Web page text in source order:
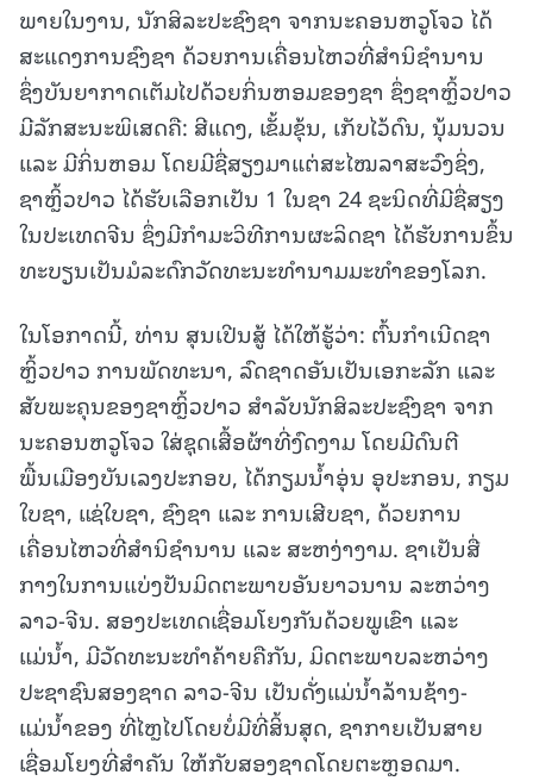
ພາຍໃນງານ, ນັກສິລະປະຊົງຊາ ຈາກນະຄອນຫວູໂຈວ ໄດ້
ສະແດງການຊົງຊາ ດ້ວຍການເຄື່ອນໄຫວທີ່ສໍານິຊໍານານ
ຊຶ່ງບັນຍາກາດເຕັມໄປດ້ວຍກິ່ນຫອມຂອງຊາ ຊຶ່ງຊາຫຼິ້ວປາວ
ມີລັກສະນະພິເສດຄື: ສີແດງ, ເຂັ້ມຂຸ້ນ, ເກັບໄວ້ດົນ, ນຸ້ມນວນ
ແລະ ມີກິ່ນຫອມ ໂດຍມີຊື່ສຽງມາແຕ່ສະໄໝລາສະວົງຊິ່ງ,
ຊາຫຼິ້ວປາວ ໄດ້ຮັບເລືອກເປັນ 1 ໃນຊາ 24 ຊະນິດທີ່ມີຊື່ສຽງ
ໃນປະເທດຈີນ ຊຶ່ງມີກໍາມະວິທີການຜະລິດຊາ ໄດ້ຮັບການຂຶ້ນ
ທະບຽນເປັນມໍລະດົກວັດທະນະທໍານາມມະທໍາຂອງໂລກ.
ໃນໂອກາດນີ້, ທ່ານ ສຸນເປີນສູ້ ໄດ້ໃຫ້ຮູ້ວ່າ: ຕົ້ນກໍາເນີດຊາ
ຫຼິ້ວປາວ ການພັດທະນາ, ລົດຊາດອັນເປັນເອກະລັກ ແລະ
ສັບພະຄຸນຂອງຊາຫຼິ້ວປາວ ສໍາລັບນັກສິລະປະຊົງຊາ ຈາກ
ນະຄອນຫວູໂຈວ ໃສ່ຊຸດເສື້ອຜ້າທີ່ງົດງາມ ໂດຍມີດົນຕີ
ພື້ນເມືອງບັນເລງປະກອບ, ໄດ້ກຽມນໍ້າອຸ່ນ ອຸປະກອນ, ກຽມ
ໃບຊາ, ແຊ່ໃບຊາ, ຊົງຊາ ແລະ ການເສີບຊາ, ດ້ວຍການ
ເຄື່ອນໄຫວທີ່ສໍານິຊໍານານ ແລະ ສະຫງ່າງາມ. ຊາເປັນສື່
ກາງໃນການແບ່ງປັນມິດຕະພາບອັນຍາວນານ ລະຫວ່າງ
ລາວ-ຈີນ. ສອງປະເທດເຊື່ອມໂຍງກັນດ້ວຍພູເຂົາ ແລະ
ແມ່ນໍ້າ, ມີວັດທະນະທໍາຄ້າຍຄືກັນ, ມິດຕະພາບລະຫວ່າງ
ປະຊາຊົນສອງຊາດ ລາວ-ຈີນ ເປັນດັ່ງແມ່ນໍ້າລ້ານຊ້າງ-
ແມ່ນໍ້າຂອງ ທີ່ໄຫຼໄປໂດຍບໍ່ມີທີ່ສິ້ນສຸດ, ຊາກາຍເປັນສາຍ
ເຊື່ອມໂຍງທີ່ສໍາຄັນ ໃຫ້ກັບສອງຊາດໂດຍຕະຫຼອດມາ.